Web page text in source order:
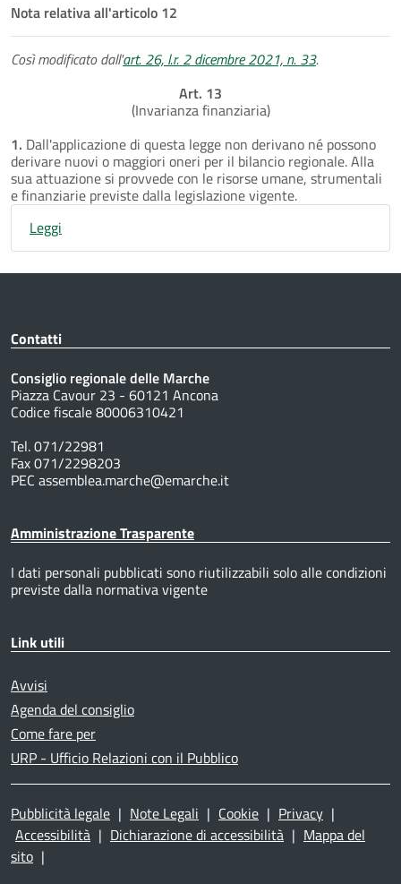
Nota relativa all'articolo 12
Così modificato dall'art. 26, l.r. 2 dicembre 2021, n. 33.
Art. 13
(Invarianza finanziaria)
1. Dall'applicazione di questa legge non derivano né possono
derivare nuovi o maggiori oneri per il bilancio regionale. Alla
sua attuazione si provvede con le risorse umane, strumentali
e finanziarie previste dalla legislazione vigente.
Leggi
Contatti
Consiglio regionale delle Marche
Piazza Cavour 23 - 60121 Ancona
Codice fiscale 80006310421
Tel. 071/22981
Fax 071/2298203
PEC assemblea.marche@emarche.it
Amministrazione Trasparente
I dati personali pubblicati sono riutilizzabili solo alle condizioni
previste dalla normativa vigente
Link utili
Avvisi
Agenda del consiglio
Come fare per
URP - Ufficio Relazioni con il Pubblico
Pubblicità legale | Note Legali | Cookie | Privacy |
Accessibilità | Dichiarazione di accessibilità | Mappa del
sito |